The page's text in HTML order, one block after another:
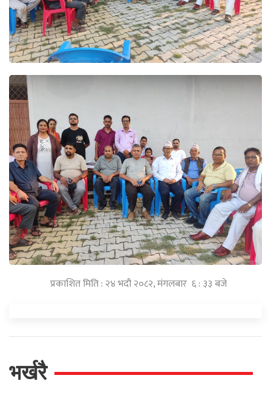
प्रकाशित मिति : २४ भदौ २०८२, मंगलबार ६ : ३३ बजे
भर्खरै